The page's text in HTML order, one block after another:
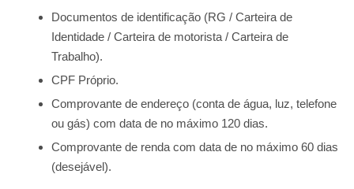
Documentos de identificação (RG / Carteira de
Identidade / Carteira de motorista / Carteira de
Trabalho).
CPF Próprio.
Comprovante de endereço (conta de água, luz, telefone
ou gás) com data de no máximo 120 dias.
Comprovante de renda com data de no máximo 60 dias
(desejável).